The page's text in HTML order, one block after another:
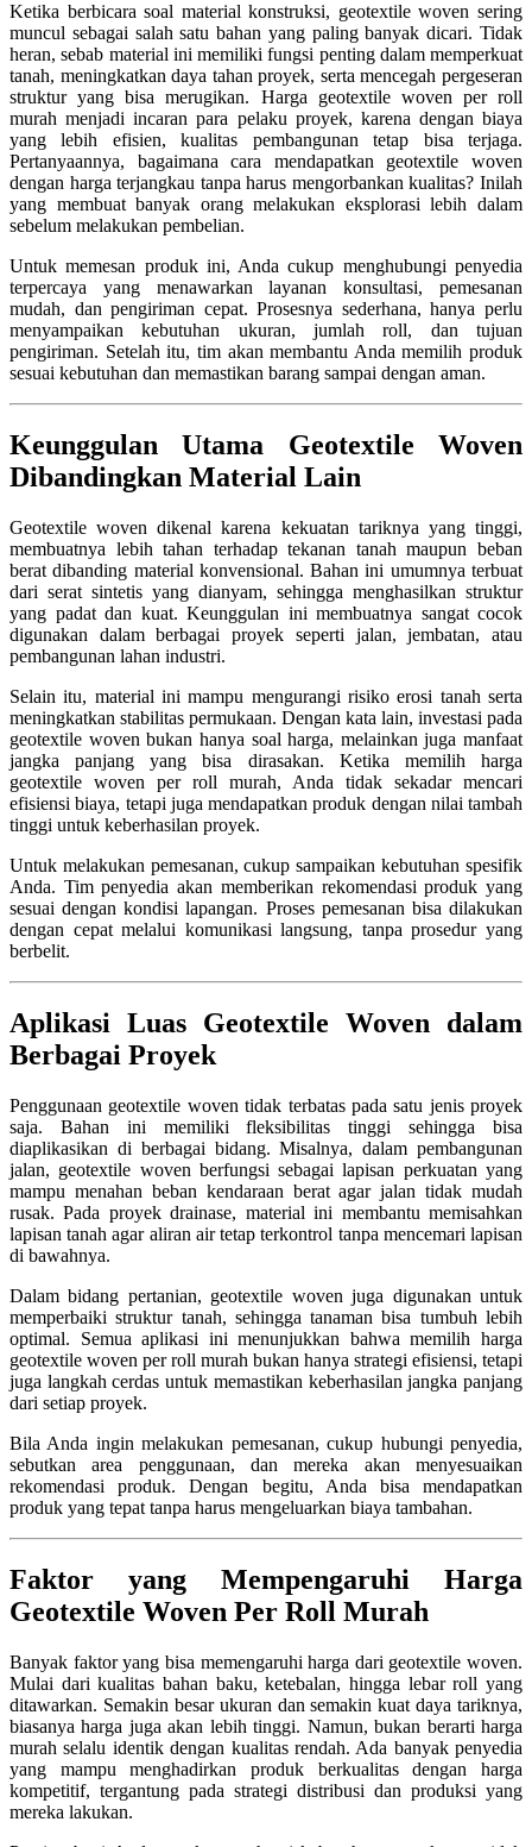
Ketika berbicara soal material konstruksi, geotextile woven sering
muncul sebagai salah satu bahan yang paling banyak dicari. Tidak
heran, sebab material ini memiliki fungsi penting dalam memperkuat
tanah, meningkatkan daya tahan proyek, serta mencegah pergeseran
struktur yang bisa merugikan. Harga geotextile woven per roll
murah menjadi incaran para pelaku proyek, karena dengan biaya
yang lebih efisien, kualitas pembangunan tetap bisa terjaga.
Pertanyaannya, bagaimana cara mendapatkan geotextile woven
dengan harga terjangkau tanpa harus mengorbankan kualitas? Inilah
yang membuat banyak orang melakukan eksplorasi lebih dalam
sebelum melakukan pembelian.
Untuk memesan produk ini, Anda cukup menghubungi penyedia
terpercaya yang menawarkan layanan konsultasi, pemesanan
mudah, dan pengiriman cepat. Prosesnya sederhana, hanya perlu
menyampaikan kebutuhan ukuran, jumlah roll, dan tujuan
pengiriman. Setelah itu, tim akan membantu Anda memilih produk
sesuai kebutuhan dan memastikan barang sampai dengan aman.
Keunggulan Utama Geotextile Woven
Dibandingkan Material Lain
Geotextile woven dikenal karena kekuatan tariknya yang tinggi,
membuatnya lebih tahan terhadap tekanan tanah maupun beban
berat dibanding material konvensional. Bahan ini umumnya terbuat
dari serat sintetis yang dianyam, sehingga menghasilkan struktur
yang padat dan kuat. Keunggulan ini membuatnya sangat cocok
digunakan dalam berbagai proyek seperti jalan, jembatan, atau
pembangunan lahan industri.
Selain itu, material ini mampu mengurangi risiko erosi tanah serta
meningkatkan stabilitas permukaan. Dengan kata lain, investasi pada
geotextile woven bukan hanya soal harga, melainkan juga manfaat
jangka panjang yang bisa dirasakan. Ketika memilih harga
geotextile woven per roll murah, Anda tidak sekadar mencari
efisiensi biaya, tetapi juga mendapatkan produk dengan nilai tambah
tinggi untuk keberhasilan proyek.
Untuk melakukan pemesanan, cukup sampaikan kebutuhan spesifik
Anda. Tim penyedia akan memberikan rekomendasi produk yang
sesuai dengan kondisi lapangan. Proses pemesanan bisa dilakukan
dengan cepat melalui komunikasi langsung, tanpa prosedur yang
berbelit.
Aplikasi Luas Geotextile Woven dalam
Berbagai Proyek
Penggunaan geotextile woven tidak terbatas pada satu jenis proyek
saja. Bahan ini memiliki fleksibilitas tinggi sehingga bisa
diaplikasikan di berbagai bidang. Misalnya, dalam pembangunan
jalan, geotextile woven berfungsi sebagai lapisan perkuatan yang
mampu menahan beban kendaraan berat agar jalan tidak mudah
rusak. Pada proyek drainase, material ini membantu memisahkan
lapisan tanah agar aliran air tetap terkontrol tanpa mencemari lapisan
di bawahnya.
Dalam bidang pertanian, geotextile woven juga digunakan untuk
memperbaiki struktur tanah, sehingga tanaman bisa tumbuh lebih
optimal. Semua aplikasi ini menunjukkan bahwa memilih harga
geotextile woven per roll murah bukan hanya strategi efisiensi, tetapi
juga langkah cerdas untuk memastikan keberhasilan jangka panjang
dari setiap proyek.
Bila Anda ingin melakukan pemesanan, cukup hubungi penyedia,
sebutkan area penggunaan, dan mereka akan menyesuaikan
rekomendasi produk. Dengan begitu, Anda bisa mendapatkan
produk yang tepat tanpa harus mengeluarkan biaya tambahan.
Faktor yang Mempengaruhi Harga
Geotextile Woven Per Roll Murah
Banyak faktor yang bisa memengaruhi harga dari geotextile woven.
Mulai dari kualitas bahan baku, ketebalan, hingga lebar roll yang
ditawarkan. Semakin besar ukuran dan semakin kuat daya tariknya,
biasanya harga juga akan lebih tinggi. Namun, bukan berarti harga
murah selalu identik dengan kualitas rendah. Ada banyak penyedia
yang mampu menghadirkan produk berkualitas dengan harga
kompetitif, tergantung pada strategi distribusi dan produksi yang
mereka lakukan.